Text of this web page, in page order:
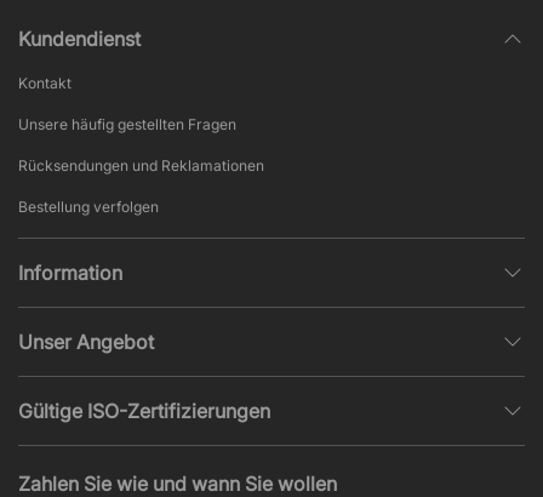
Kundendienst
Kontakt
Unsere häufig gestellten Fragen
Rücksendungen und Reklamationen
Bestellung verfolgen
Information
AGB und Widerruf
Beliebte Seiten
News und Artikel
Unser Angebot
Projekte, Angebote & Montage
Zahlen Sie wie und wann Sie wollen
Gültige ISO-Zertifizierungen